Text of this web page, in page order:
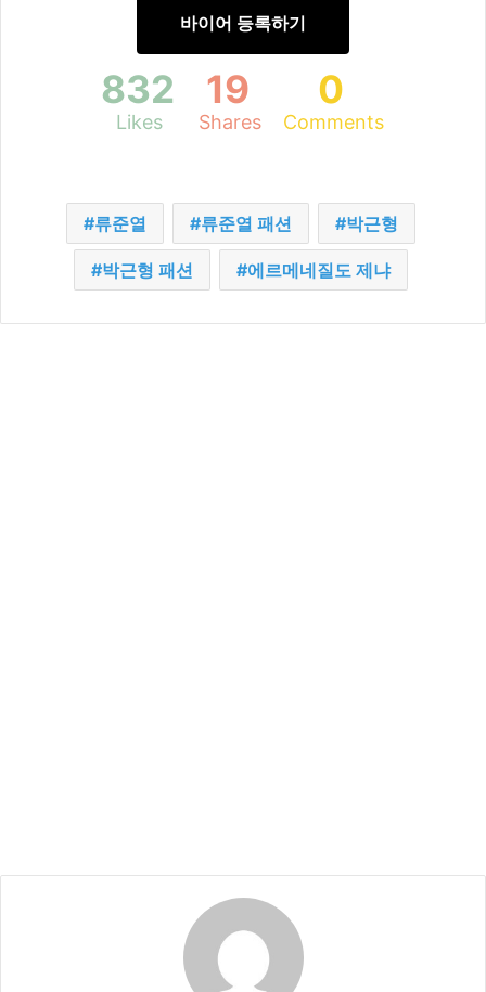
바이어 등록하기
832
Likes
19
Shares
0
Comments
류준열 류준열 패션 박근형
박근형 패션 에르메네질도 제냐